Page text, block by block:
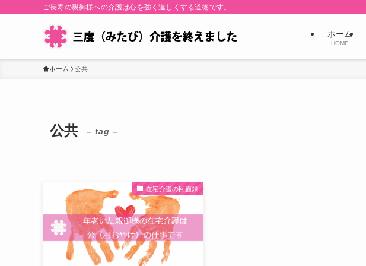
ご長寿の親御様への介護は心を強く逞しくする道徳です。
ホーム
HOME
ホーム 公共
公共 – tag –
在宅介護の回顧録